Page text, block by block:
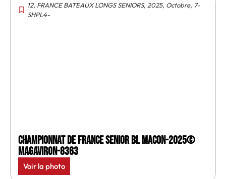
12, FRANCE BATEAUX LONGS SENIORS, 2025, Octobre, 7-
SHPL4-
Championnat de France senior BL Macon-2025©
MagAviron-8363
Voir la photo